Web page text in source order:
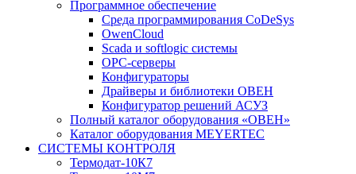
Программное обеспечение
Среда программирования CoDeSys
OwenCloud
Scada и softlogic системы
OPC-серверы
Конфигураторы
Драйверы и библиотеки ОВЕН
Конфигуратор решений АСУЗ
Полный каталог оборудования «ОВЕН»
Каталог оборудования MEYERTEC
СИСТЕМЫ КОНТРОЛЯ
Термодат-10К7